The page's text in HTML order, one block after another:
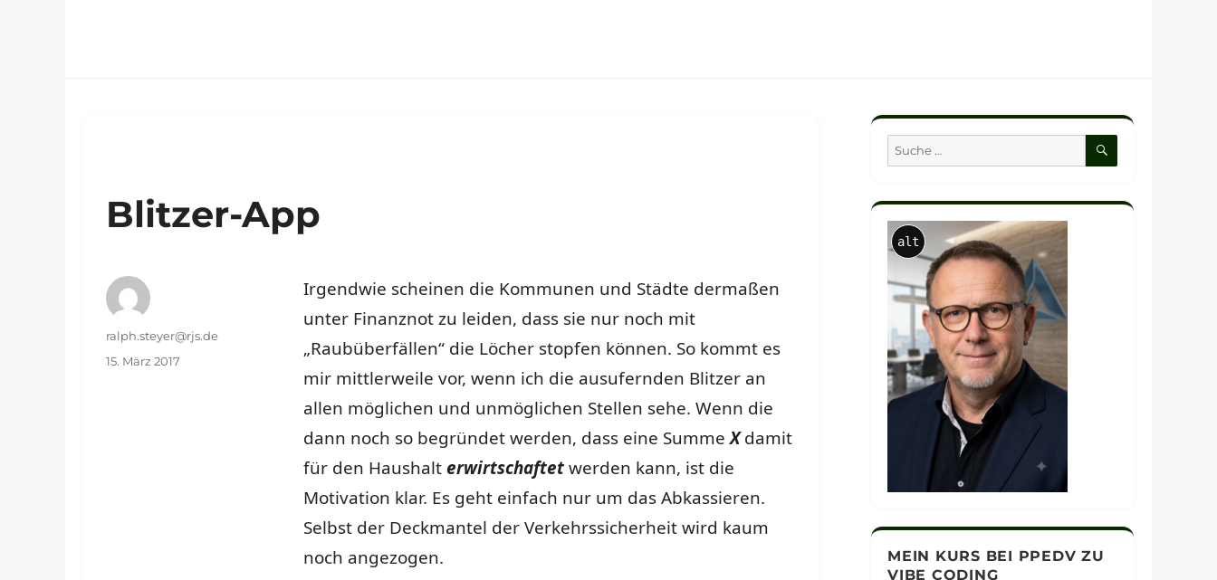
Blitzer-App
Irgendwie scheinen die Kommunen und Städte dermaßen
unter Finanznot zu leiden, dass sie nur noch mit
„Raubüberfällen“ die Löcher stopfen können. So kommt es
mir mittlerweile vor, wenn ich die ausufernden Blitzer an
allen möglichen und unmöglichen Stellen sehe. Wenn die
dann noch so begründet werden, dass eine SummeXdamit
für den Haushalterwirtschaftetwerden kann, ist die
Motivation klar. Es geht einfach nur um das Abkassieren.
Selbst der Deckmantel der Verkehrssicherheit wird kaum
noch angezogen.
Autor
ralph.steyer@rjs.de
Veröffentlicht
15. März 2017
Suche
nach:
SUCHEN
alt
MEIN KURS BEI PPEDV ZU
VIBE CODING